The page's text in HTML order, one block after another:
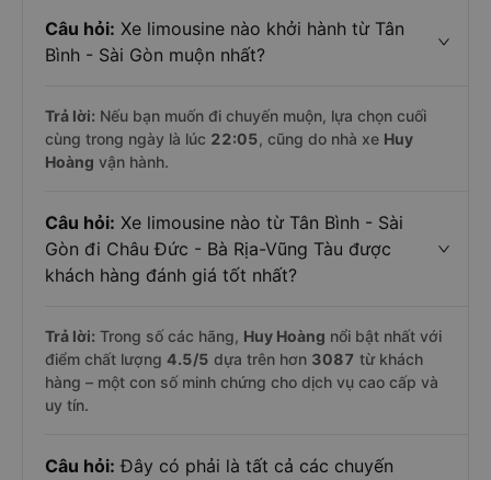
Câu hỏi: Xe limousine nào khởi hành từ Tân
Bình - Sài Gòn muộn nhất?
Trả lời: Nếu bạn muốn đi chuyến muộn, lựa chọn cuối
cùng trong ngày là lúc 22:05, cũng do nhà xe Huy
Hoàng vận hành.
Câu hỏi: Xe limousine nào từ Tân Bình - Sài
Gòn đi Châu Đức - Bà Rịa-Vũng Tàu được
khách hàng đánh giá tốt nhất?
Trả lời: Trong số các hãng, Huy Hoàng nổi bật nhất với
điểm chất lượng 4.5/5 dựa trên hơn 3087 từ khách
hàng – một con số minh chứng cho dịch vụ cao cấp và
uy tín.
Câu hỏi: Đây có phải là tất cả các chuyến